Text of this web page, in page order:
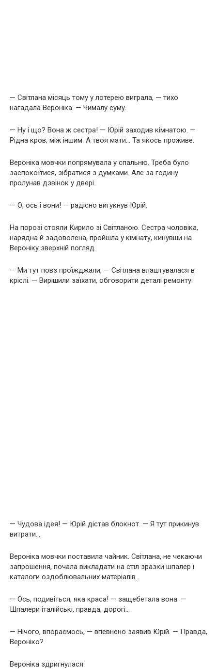
— Світлана місяць тому у лотерею виграла, — тихо
нагадала Вероніка. — Чималу суму.
— Ну і що? Вона ж сестра! — Юрій заходив кімнатою. —
Рідна кров, між іншим. А твоя мати… Та якось проживе.
Вероніка мовчки попрямувала у спальню. Треба було
заспокоїтися, зібратися з думками. Але за годину
пролунав дзвінок у двері.
— О, ось і вони! — радісно вигукнув Юрій.
На порозі стояли Кирило зі Світланою. Сестра чоловіка,
нарядна й задоволена, пройшла у кімнату, кинувши на
Вероніку зверхній погляд.
— Ми тут повз проїжджали, — Світлана влаштувалася в
кріслі. — Вирішили заїхати, обговорити деталі ремонту.
— Чудова ідея! — Юрій дістав блокнот. — Я тут прикинув
витрати…
Вероніка мовчки поставила чайник. Світлана, не чекаючи
запрошення, почала викладати на стіл зразки шпалер і
каталоги оздоблювальних матеріалів.
— Ось, подивіться, яка краса! — защебетала вона. —
Шпалери італійські, правда, дорогі…
— Нічого, впораємось, — впевнено заявив Юрій. — Правда,
Вероніко?
Вероніка здригнулася: